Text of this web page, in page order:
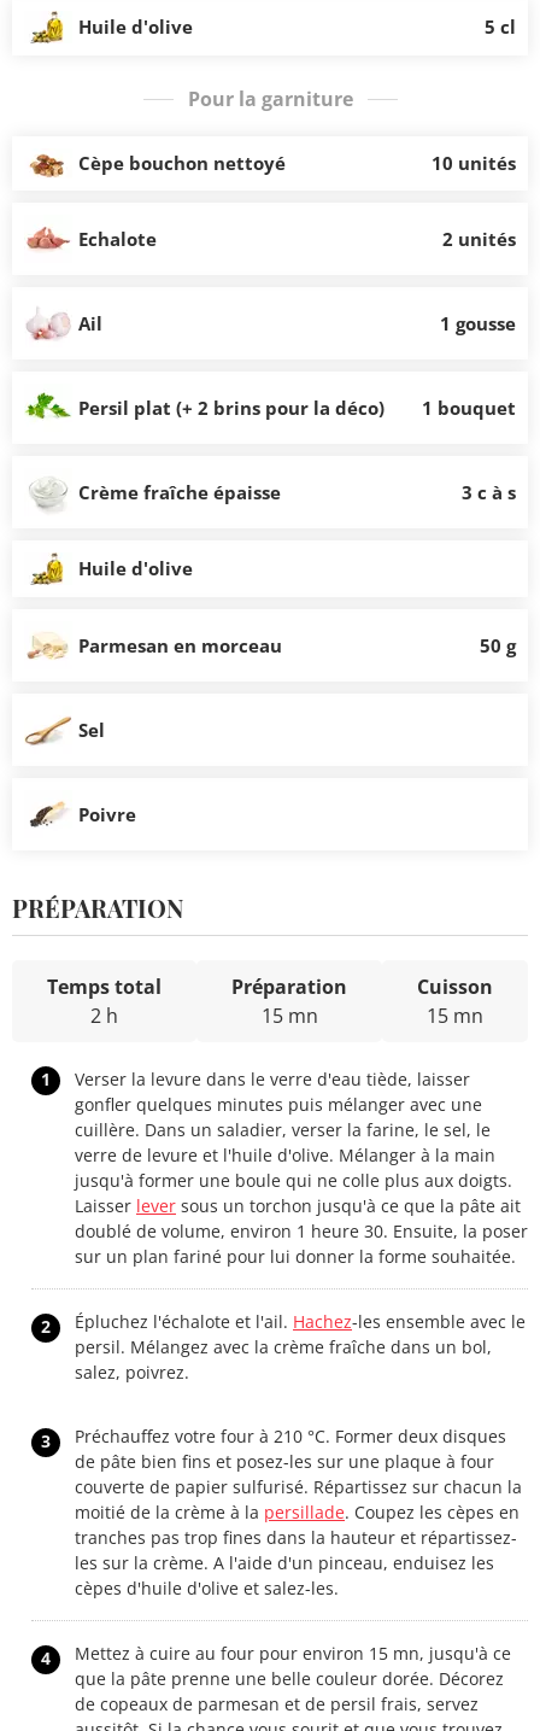
Huile d'olive 5 cl
Pour la garniture
Cèpe bouchon nettoyé 10 unités
Echalote 2 unités
Ail 1 gousse
Persil plat (+ 2 brins pour la déco) 1 bouquet
Crème fraîche épaisse 3 c à s
Huile d'olive
Parmesan en morceau 50 g
Sel
Poivre
PRÉPARATION
Temps total
2 h
Préparation
15 mn
Cuisson
15 mn
1
Verser la levure dans le verre d'eau tiède, laisser
gonfler quelques minutes puis mélanger avec une
cuillère. Dans un saladier, verser la farine, le sel, le
verre de levure et l'huile d'olive. Mélanger à la main
jusqu'à former une boule qui ne colle plus aux doigts.
Laisser lever sous un torchon jusqu'à ce que la pâte ait
doublé de volume, environ 1 heure 30. Ensuite, la poser
sur un plan fariné pour lui donner la forme souhaitée.
2 Épluchez l'échalote et l'ail. Hachez-les ensemble avec le
persil. Mélangez avec la crème fraîche dans un bol,
salez, poivrez.
3
Préchauffez votre four à 210 °C. Former deux disques
de pâte bien fins et posez-les sur une plaque à four
couverte de papier sulfurisé. Répartissez sur chacun la
moitié de la crème à la persillade. Coupez les cèpes en
tranches pas trop fines dans la hauteur et répartissez-
les sur la crème. A l'aide d'un pinceau, enduisez les
cèpes d'huile d'olive et salez-les.
4
Mettez à cuire au four pour environ 15 mn, jusqu'à ce
que la pâte prenne une belle couleur dorée. Décorez
de copeaux de parmesan et de persil frais, servez